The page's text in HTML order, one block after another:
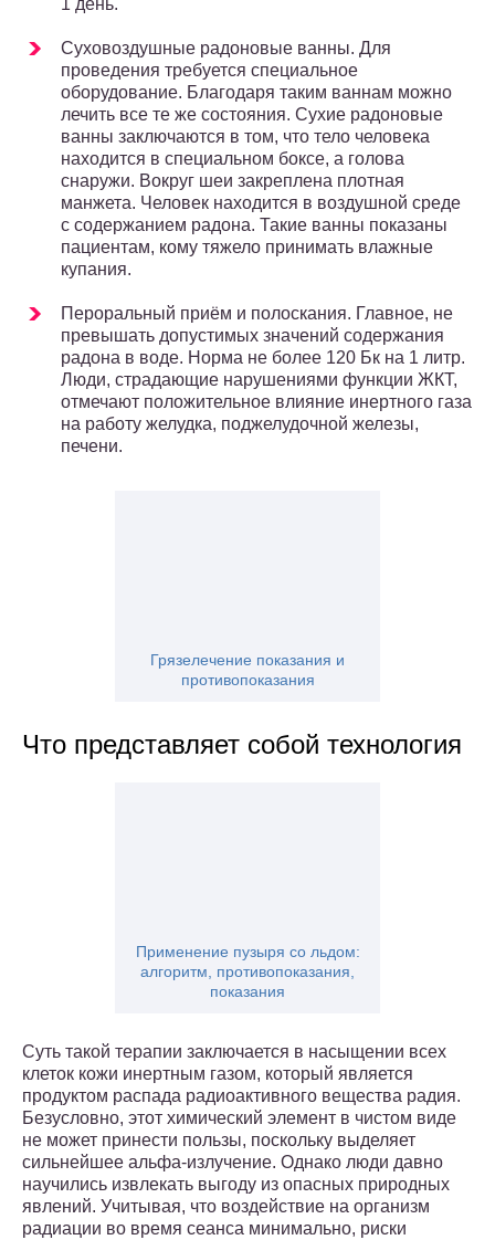
1 день.
Суховоздушные радоновые ванны. Для
проведения требуется специальное
оборудование. Благодаря таким ваннам можно
лечить все те же состояния. Сухие радоновые
ванны заключаются в том, что тело человека
находится в специальном боксе, а голова
снаружи. Вокруг шеи закреплена плотная
манжета. Человек находится в воздушной среде
с содержанием радона. Такие ванны показаны
пациентам, кому тяжело принимать влажные
купания.
Пероральный приём и полоскания. Главное, не
превышать допустимых значений содержания
радона в воде. Норма не более 120 Бк на 1 литр.
Люди, страдающие нарушениями функции ЖКТ,
отмечают положительное влияние инертного газа
на работу желудка, поджелудочной железы,
печени.
Грязелечение показания и
противопоказания
Что представляет собой технология
Применение пузыря со льдом:
алгоритм, противопоказания,
показания
Суть такой терапии заключается в насыщении всех
клеток кожи инертным газом, который является
продуктом распада радиоактивного вещества радия.
Безусловно, этот химический элемент в чистом виде
не может принести пользы, поскольку выделяет
сильнейшее альфа-излучение. Однако люди давно
научились извлекать выгоду из опасных природных
явлений. Учитывая, что воздействие на организм
радиации во время сеанса минимально, риски